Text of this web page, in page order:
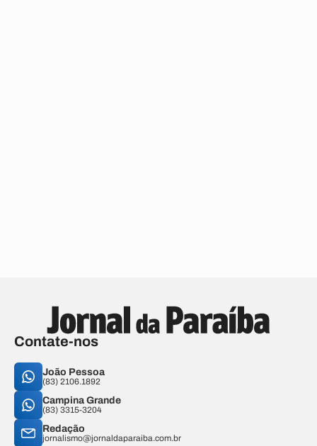
Contate-nos
João Pessoa
(83) 2106.1892
Campina Grande
(83) 3315-3204
Redação
jornalismo@jornaldaparaiba.com.br